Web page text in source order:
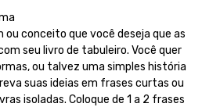
ou conceito que você deseja que as
seu livro de tabuleiro. Você quer
ou talvez uma simples história
suas ideias em frases curtas ou
isoladas. Coloque de 1 a 2 frases